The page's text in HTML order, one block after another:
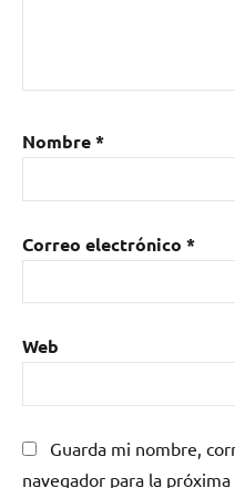
Nombre*
Correo electrónico *
Web
Guarda mi nombre,
navegador para la